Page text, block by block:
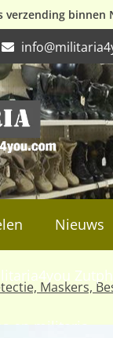
verzending binnen
Nieuws
en militaria
Maskers,